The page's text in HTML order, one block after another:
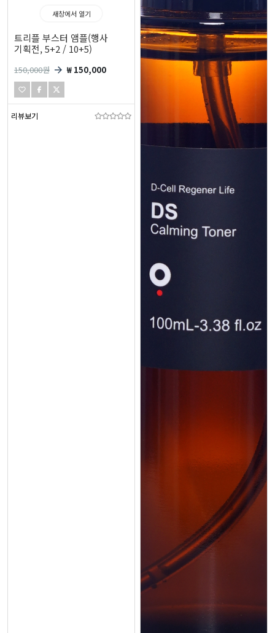
새창에서 열기
트리플 부스터 앰플(행사
기획전, 5+2 / 10+5)
150,000원 ₩ 150,000
리뷰보기